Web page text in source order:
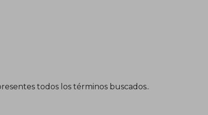
todos los términos buscados..